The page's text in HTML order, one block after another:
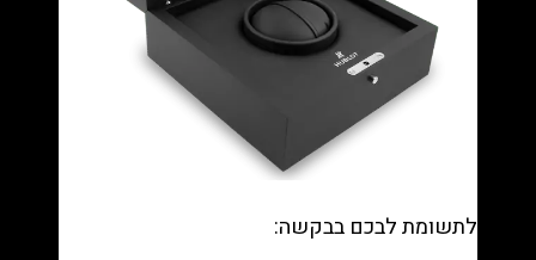
לתשומת לבכם בבקשה: